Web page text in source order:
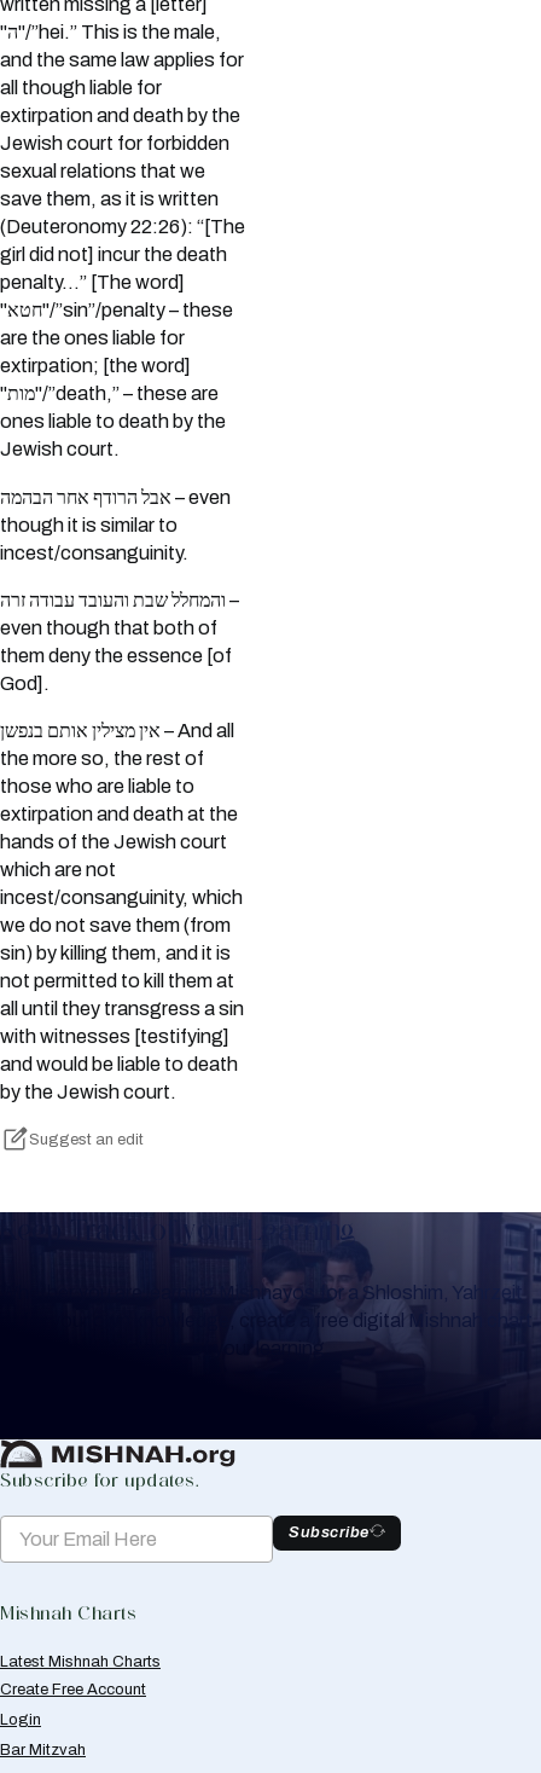
written missing a [letter]
"ה"/”hei.” This is the male,
and the same law applies for
all though liable for
extirpation and death by the
Jewish court for forbidden
sexual relations that we
save them, as it is written
(Deuteronomy 22:26): “[The
girl did not] incur the death
penalty…” [The word]
"חטא"/”sin”/penalty – these
are the ones liable for
extirpation; [the word]
"מות"/”death,” – these are
ones liable to death by the
Jewish court.
אבל הרודף אחר הבהמה – even
though it is similar to
incest/consanguinity.
והמחלל שבת והעובד עבודה זרה –
even though that both of
them deny the essence [of
God].
אין מצילין אותם בנפשן – And all
the more so, the rest of
those who are liable to
extirpation and death at the
hands of the Jewish court
which are not
incest/consanguinity, which
we do not save them (from
sin) by killing them, and it is
not permitted to kill them at
all until they transgress a sin
with witnesses [testifying]
and would be liable to death
by the Jewish court.
Suggest an edit
Keep Track of your Learning
Whether you are learning Mishnayos for a Shloshim, Yahrzeit
or for your own knowledge, create a free digital Mishnah chart
to help you keep track of your learning.
Subscribe for updates.
Subscribe
Mishnah Charts
Latest Mishnah Charts
Create Free Account
Login
Bar Mitzvah